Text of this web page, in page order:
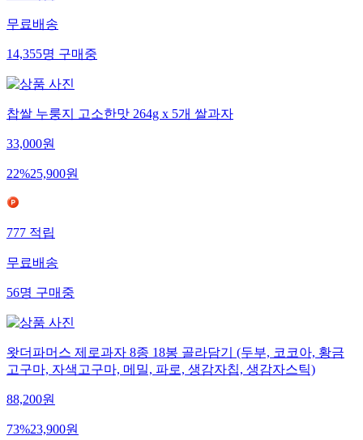
무료배송
14,355명구매중
찹쌀 누룽지 고소한맛 264g x 5개 쌀과자
33,000원
22%25,900원
777적립
무료배송
56명구매중
왓더파머스 제로과자 8종 18봉 골라담기 (두부, 코코아, 황금
고구마, 자색고구마, 메밀, 파로, 생감자칩, 생감자스틱)
88,200원
73%23,900원